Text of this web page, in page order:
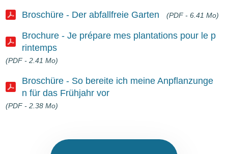
Document
Document
Broschüre - Der abfallfreie Garten (PDF - 6.41 Mo)
Document
Brochure - Je prépare mes plantations pour le p
rintemps
(PDF - 2.41 Mo)
Document
Broschüre - So bereite ich meine Anpflanzunge
n für das Frühjahr vor
(PDF - 2.38 Mo)